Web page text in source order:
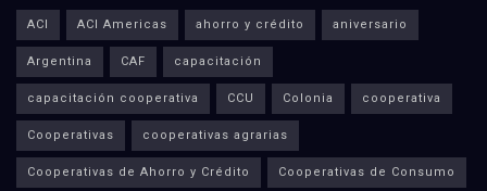
ACI ACI Americas ahorro y crédito aniversario
Argentina CAF capacitación
capacitación cooperativa CCU Colonia cooperativa
Cooperativas cooperativas agrarias
Cooperativas de Ahorro y Crédito Cooperativas de Consumo